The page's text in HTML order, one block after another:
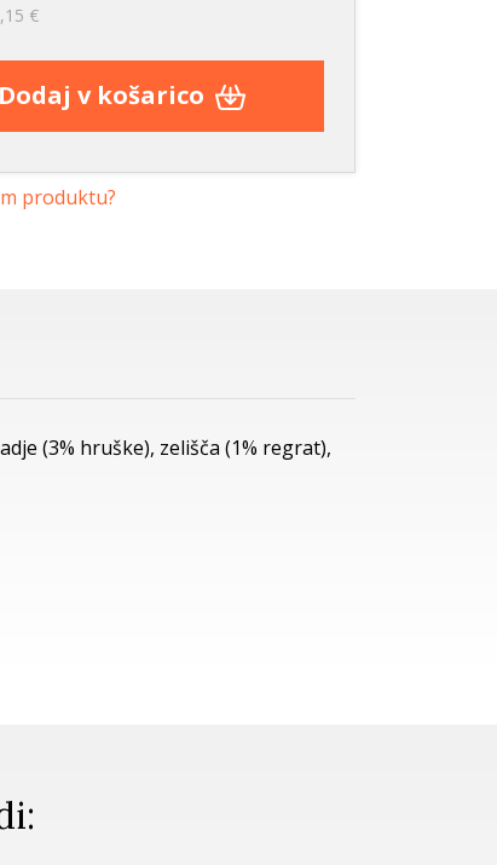
€
Dodaj v košarico
produktu?
(3% hruške), zelišča (1% regrat),